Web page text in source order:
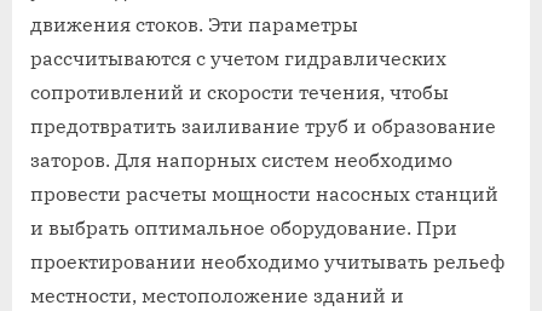
движения стоков. Эти параметры
рассчитываются с учетом гидравлических
сопротивлений и скорости течения, чтобы
предотвратить заиливание труб и образование
заторов. Для напорных систем необходимо
провести расчеты мощности насосных станций
и выбрать оптимальное оборудование. При
проектировании необходимо учитывать рельеф
местности, местоположение зданий и